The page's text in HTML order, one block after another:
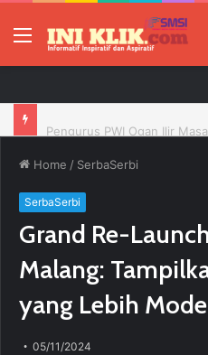
Menu
Home / SerbaSerbi
SerbaSerbi
Grand Re-
Malang:
yang Lebih
05/11/2024